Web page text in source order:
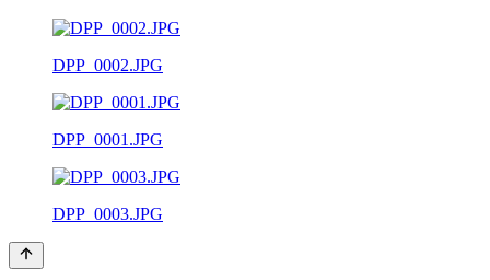
DPP_0002.JPG
DPP_0001.JPG
DPP_0003.JPG